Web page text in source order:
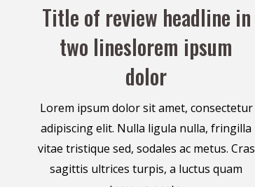
Title of review headline in
two lineslorem ipsum
dolor
Lorem ipsum dolor sit amet, consectetur
adipiscing elit. Nulla ligula nulla, fringilla
vitae tristique sed, sodales ac metus. Cras
sagittis ultrices turpis, a luctus quam